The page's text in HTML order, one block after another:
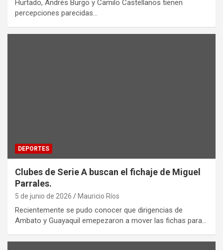
Hurtado, Andrés Burgo y Camilo Castellanos tienen
percepciones parecidas…
DEPORTES
Clubes de Serie A buscan el fichaje de Miguel
Parrales.
5 de junio de 2026 Mauricio Ríos
Recientemente se pudo conocer que dirigencias de
Ambato y Guayaquil emepezaron a mover las fichas para…